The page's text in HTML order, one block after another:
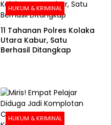
HUKUM & KRIMINAL
11 Tahanan Polres Kolaka
Utara Kabur, Satu
Berhasil Ditangkap
HUKUM & KRIMINAL